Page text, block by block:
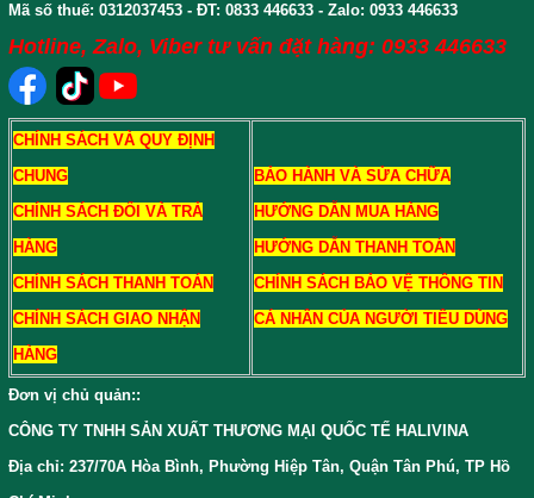
Mã số thuế: 0312037453 - ĐT: 0833 446633 - Zalo: 0933 446633
Hotline, Zalo, Viber tư vấn đặt hàng: 0933 446633
CHÍNH SÁCH VÀ QUY ĐỊNH
CHUNG
CHÍNH SÁCH ĐỔI VÀ TRẢ
HÀNG
CHÍNH SÁCH THANH TOÁN
CHÍNH SÁCH GIAO NHẬN
HÀNG
BẢO HÀNH VÀ SỬA CHỮA
HƯỚNG DẪN MUA HÀNG
HƯỚNG DẪN THANH TOÁN
CHÍNH SÁCH BẢO VỆ THÔNG TIN
CÁ NHÂN CỦA NGƯỜI TIÊU DÙNG
Đơn vị chủ quản::
CÔNG TY TNHH SẢN XUẤT THƯƠNG MẠI QUỐC TẾ HALIVINA
Địa chỉ: 237/70A Hòa Bình, Phường Hiệp Tân, Quận Tân Phú, TP Hồ